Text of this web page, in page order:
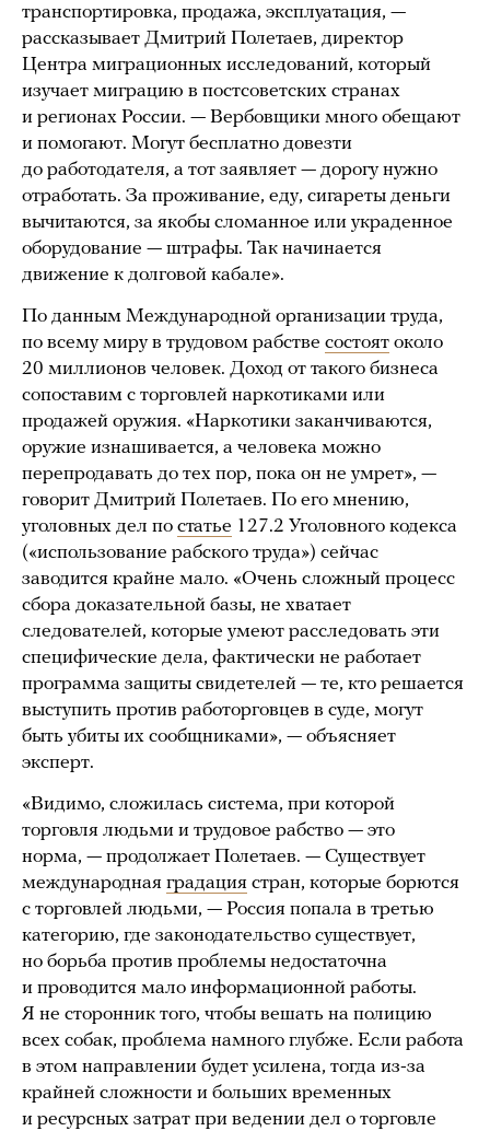
транспортировка, продажа, эксплуатация, —
рассказывает Дмитрий Полетаев, директор
Центра миграционных исследований, который
изучает миграцию в постсоветских странах
и регионах России. — Вербовщики много обещают
и помогают. Могут бесплатно довезти
до работодателя, а тот заявляет — дорогу нужно
отработать. За проживание, еду, сигареты деньги
вычитаются, за якобы сломанное или украденное
оборудование — штрафы. Так начинается
движение к долговой кабале».
По данным Международной организации труда,
по всему миру в трудовом рабстве состоят около
20 миллионов человек. Доход от такого бизнеса
сопоставим с торговлей наркотиками или
продажей оружия. «Наркотики заканчиваются,
оружие изнашивается, а человека можно
перепродавать до тех пор, пока он не умрет», —
говорит Дмитрий Полетаев. По его мнению,
уголовных дел по статье 127.2 Уголовного кодекса
(«использование рабского труда») сейчас
заводится крайне мало. «Очень сложный процесс
сбора доказательной базы, не хватает
следователей, которые умеют расследовать эти
специфические дела, фактически не работает
программа защиты свидетелей — те, кто решается
выступить против работорговцев в суде, могут
быть убиты их сообщниками», — объясняет
эксперт.
«Видимо, сложилась система, при которой
торговля людьми и трудовое рабство — это
норма, — продолжает Полетаев. — Существует
международная градация стран, которые борются
с торговлей людьми, — Россия попала в третью
категорию, где законодательство существует,
но борьба против проблемы недостаточна
и проводится мало информационной работы.
Я не сторонник того, чтобы вешать на полицию
всех собак, проблема намного глубже. Если работа
в этом направлении будет усилена, тогда из-за
крайней сложности и больших временных
и ресурсных затрат при ведении дел о торговле